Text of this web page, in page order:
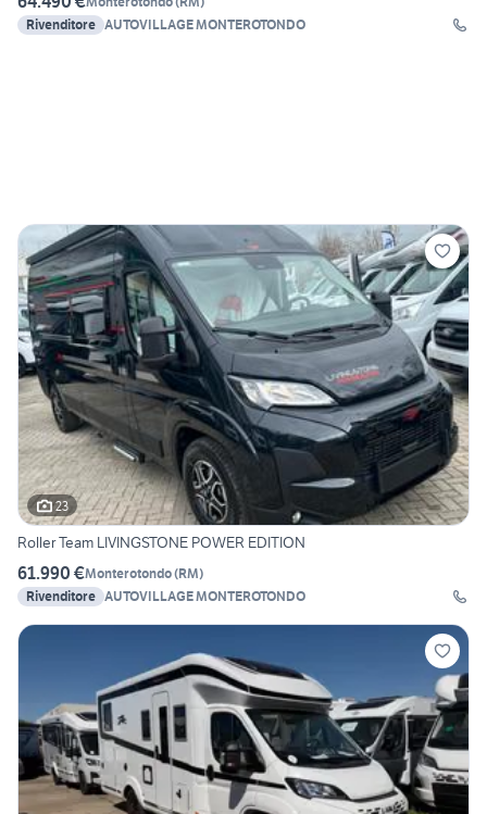
Rivenditore AUTOVILLAGE MONTEROTONDO
23
Roller Team LIVINGSTONE POWER EDITION
61.990 €Monterotondo(RM)
Rivenditore AUTOVILLAGE MONTEROTONDO